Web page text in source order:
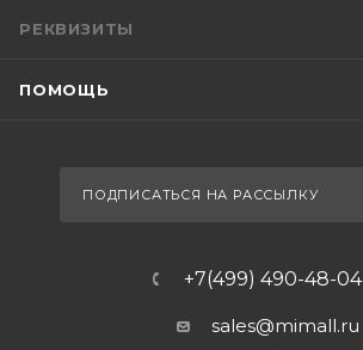
РЕКВИЗИТЫ
ПОМОЩЬ
ПОДПИСАТЬСЯ НА РАССЫЛКУ
+7(499) 490-48-04
sales@mimall.ru